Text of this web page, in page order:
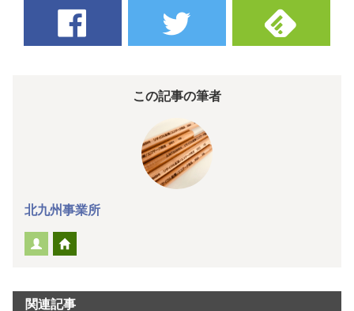
この記事の筆者
北九州事業所
関連記事